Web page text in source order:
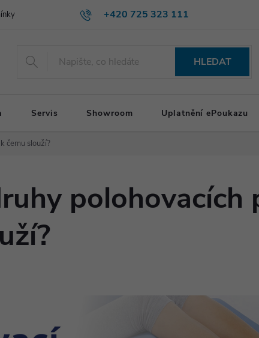
+420 725 323 111
HLEDAT
Servis Showroom Uplatnění ePoukazu
čemu slouží?
polohovacích